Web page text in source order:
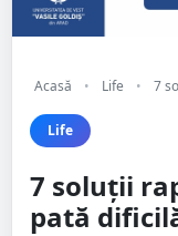
Acasă • Life • 7
Life
7 soluții
pată